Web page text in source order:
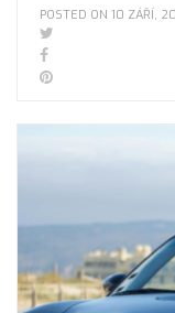
POSTED ON 10 ZÁŘÍ,